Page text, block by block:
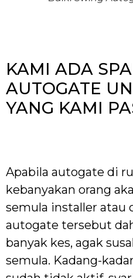
KAMI ADA
AUTOGATE
YANG KAMI
Apabila autogate di
kebanyakan orang
semula installer atau
autogate tersebut
banyak kes, agak
semula. Kadang-